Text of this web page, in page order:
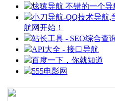
炫猿导航 不错的一个导
小刀导航-QQ技术导航,
航网开始！
站长工具 - SEO综合查
API大全 - 接口导航
百度一下，你就知道
555电影网